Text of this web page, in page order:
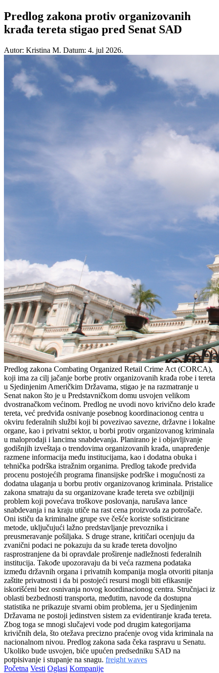
Predlog zakona protiv organizovanih
krađa tereta stigao pred Senat SAD
Autor: Kristina M. Datum: 4. jul 2026.
Predlog zakona Combating Organized Retail Crime Act (CORCA),
koji ima za cilj jačanje borbe protiv organizovanih krađa robe i tereta
u Sjedinjenim Američkim Državama, stigao je na razmatranje u
Senat nakon što je u Predstavničkom domu usvojen velikom
dvostranačkom većinom. Predlog ne uvodi novo krivično delo krađe
tereta, već predviđa osnivanje posebnog koordinacionog centra u
okviru federalnih službi koji bi povezivao savezne, državne i lokalne
organe, kao i privatni sektor, u borbi protiv organizovanog kriminala
u maloprodaji i lancima snabdevanja. Planirano je i objavljivanje
godišnjih izveštaja o trendovima organizovanih krađa, unapređenje
razmene informacija među institucijama, kao i dodatna obuka i
tehnička podrška istražnim organima. Predlog takođe predviđa
procenu postojećih programa finansijske podrške i mogućnosti za
dodatna ulaganja u borbu protiv organizovanog kriminala. Pristalice
zakona smatraju da su organizovane krađe tereta sve ozbiljniji
problem koji povećava troškove poslovanja, narušava lance
snabdevanja i na kraju utiče na rast cena proizvoda za potrošače.
Oni ističu da kriminalne grupe sve češće koriste sofisticirane
metode, uključujući lažno predstavljanje prevoznika i
preusmeravanje pošiljaka. S druge strane, kritičari ocenjuju da
zvanični podaci ne pokazuju da su krađe tereta dovoljno
rasprostranjene da bi opravdale proširenje nadležnosti federalnih
institucija. Takođe upozoravaju da bi veća razmena podataka
između državnih organa i privatnih kompanija mogla otvoriti pitanja
zaštite privatnosti i da bi postojeći resursi mogli biti efikasnije
iskorišćeni bez osnivanja novog koordinacionog centra. Stručnjaci iz
oblasti bezbednosti transporta, međutim, navode da dostupna
statistika ne prikazuje stvarni obim problema, jer u Sjedinjenim
Državama ne postoji jedinstven sistem za evidentiranje krađa tereta.
Zbog toga se mnogi slučajevi vode pod drugim kategorijama
krivičnih dela, što otežava precizno praćenje ovog vida kriminala na
nacionalnom nivou. Predlog zakona sada čeka raspravu u Senatu.
Ukoliko bude usvojen, biće upućen predsedniku SAD na
potpisivanje i stupanje na snagu. freight waves
Početna Vesti Oglasi Kompanije